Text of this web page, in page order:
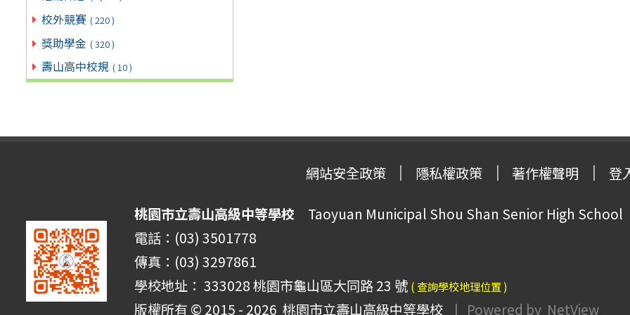
校外競賽 ( 220 )
獎助學金 ( 320 )
壽山高中校規 ( 10 )
網站安全政策 隱私權政策 著作權聲明 登
桃園市立壽山高級中等學校 Taoyuan Municipal Shou Shan Senior High School
電話：(03) 3501778
傳真：(03) 3297861
學校地址： 333028 桃園市龜山區大同路 23 號 ( 查詢學校地理位置 )
版權所有 © 2015 - 2026 桃園市立壽山高級中等學校 | Powered by NetView